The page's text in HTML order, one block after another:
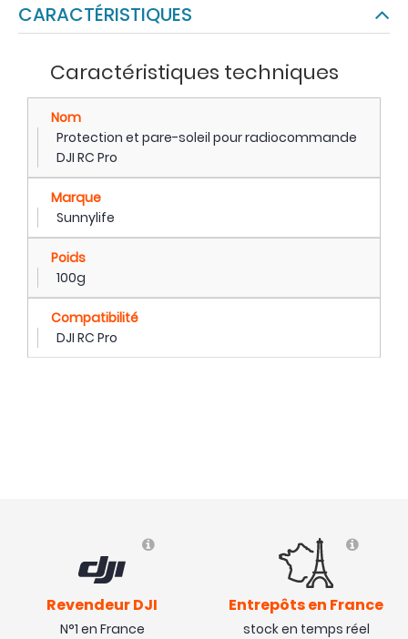
CARACTÉRISTIQUES
Caractéristiques techniques
Nom
Protection et pare-soleil pour radiocommande
DJI RC Pro
Marque
Sunnylife
Poids
100g
Compatibilité
DJI RC Pro
Revendeur DJI
N°1 en France
Entrepôts en France
stock en temps réel